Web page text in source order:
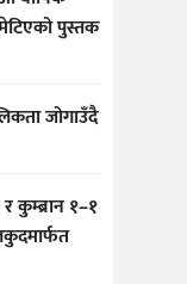
पुस्तक
जोगाउँदै
कुम्ब्रान १–१